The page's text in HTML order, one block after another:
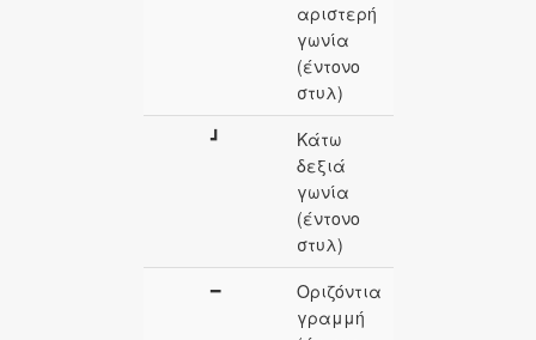
αριστερή
γωνία
(έντονο
στυλ)
┛
Κάτω
δεξιά
γωνία
(έντονο
στυλ)
━
Οριζόντια
γραμμή